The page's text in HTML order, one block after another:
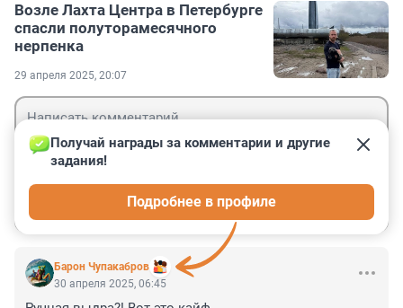
Возле Лахта Центра в Петербурге
спасли полуторамесячного
нерпенка
29 апреля 2025, 20:07
Барон Чупакабров
Получай награды за комментарии и другие
задания!
Подробнее в профиле
30 апреля 2025, 06:45